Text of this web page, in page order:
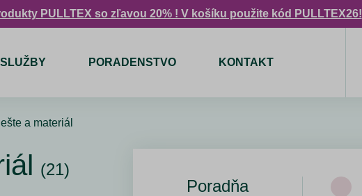
PULLTEX so zľavou 20% ! V košíku použite kód PULLTEX26!
SLUŽBY PORADENSTVO KONTAKT
a materiál
(21)
Poradňa